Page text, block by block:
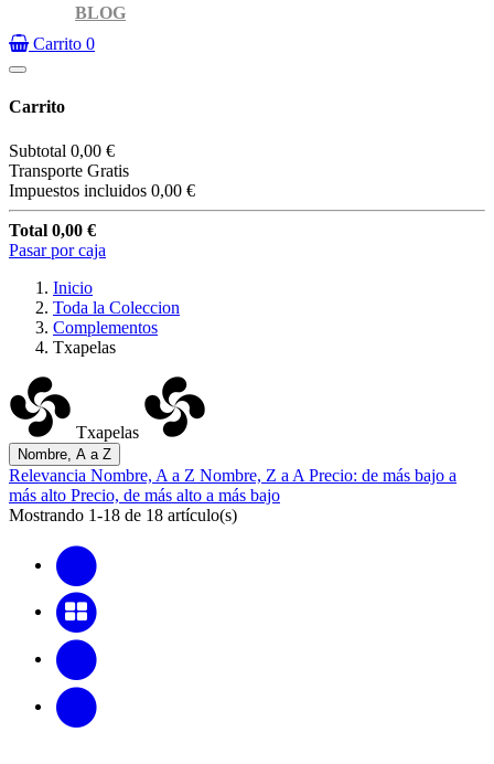
BLOG
Carrito 0
Carrito
Subtotal 0,00 €
Transporte Gratis
Impuestos incluidos 0,00 €
Total 0,00 €
Pasar por caja
Inicio
Toda la Coleccion
Complementos
Txapelas
Txapelas
Nombre, A a Z
Relevancia Nombre, A a Z Nombre, Z a A Precio: de más bajo a
más alto Precio, de más alto a más bajo
Mostrando 1-18 de 18 artículo(s)